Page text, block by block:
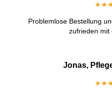
Problemlose Bestellung
zufrieden mit
Jonas,